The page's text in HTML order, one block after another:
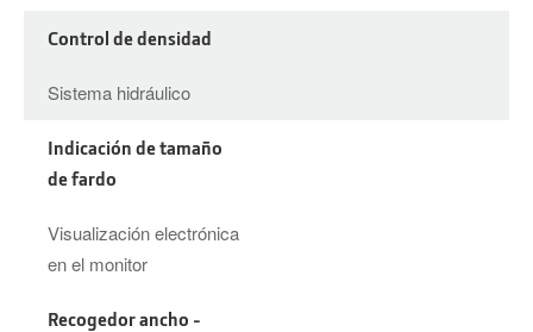
Control de densidad
Sistema hidráulico
Indicación de tamaño
de fardo
Visualización electrónica
en el monitor
Recogedor ancho -